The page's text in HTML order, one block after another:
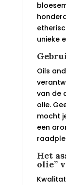
unieke
Oils
van de
olie.
mocht
een
Het
olie”